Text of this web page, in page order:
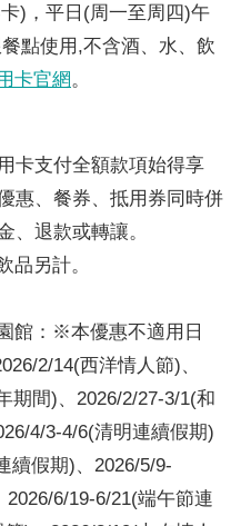
)，平日(周一至周四)午
點使用,不含酒、水、飲
卡官網。
卡支付全額款項始得享
惠、餐券、抵用券同時併
、退款或轉讓。
品另計。
館：※本優惠不適用日
2/14(西洋情人節)、
期間)、2026/2/27-3/1(和
4/3-4/6(清明連續假期)
續假期)、2026/5/9-
6/19-6/21(端午節連